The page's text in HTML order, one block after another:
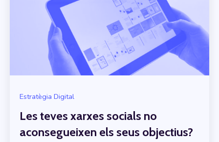
Estratègia Digital
Les teves xarxes socials no
aconsegueixen els seus objectius?